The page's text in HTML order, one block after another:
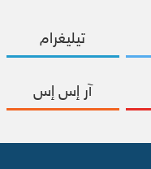
تيليغرام
آر إس إس